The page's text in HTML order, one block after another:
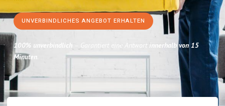
UNVERBINDLICHES ANGEBOT ERHALTEN
100% unverbindlich – Garantiert eine Antwort innerhalb von 15
Minuten.